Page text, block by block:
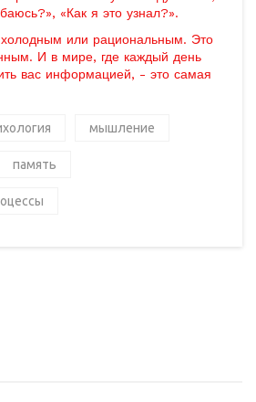
«Как я это узнал?».
или рациональным. Это
И в мире, где каждый день
вас информацией, - это самая
мышление
память